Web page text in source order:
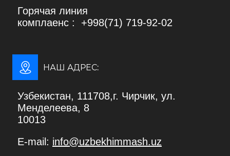
Горячая линия
комплаенс : +998(71) 719-92-02
НАШ АДРЕС:
Узбекистан, 111708,г. Чирчик, ул.
Менделеева, 8
10013
E-mail: info@uzbekhimmash.uz